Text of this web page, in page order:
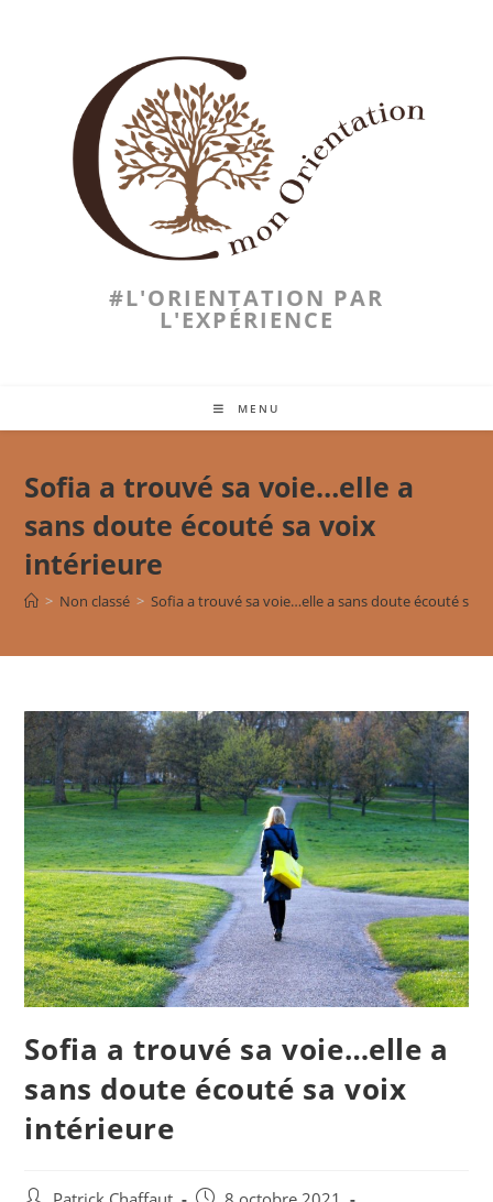
#L'ORIENTATION PAR
L'EXPÉRIENCE
MENU
Sofia a trouvé sa voie…elle a
sans doute écouté sa voix
intérieure
> Non classé > Sofia a trouvé sa voie…elle a sans doute écouté sa
Sofia a trouvé sa voie…elle a
sans doute écouté sa voix
intérieure